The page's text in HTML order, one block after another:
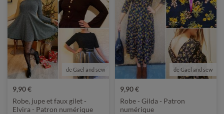
de Gael and sew
9,90 €
Robe, jupe et faux gilet -
Elvira - Patron numérique
de Gael and sew
9,90 €
Robe - Gilda - Patron
numérique